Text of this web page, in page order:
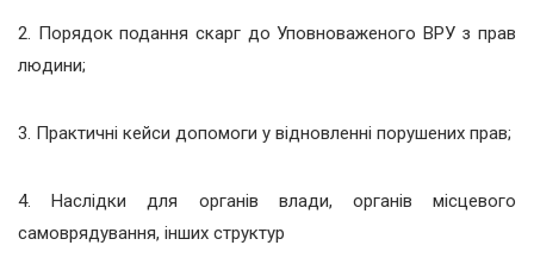
2. Порядок подання скарг до Уповноваженого ВРУ з прав
людини;
3. Практичні кейси допомоги у відновленні порушених прав;
4. Наслідки для органів влади, органів місцевого
самоврядування, інших структур